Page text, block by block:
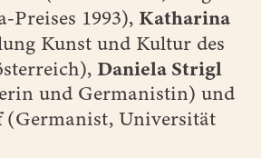
Preises 1993), Katharina
Kunst und Kultur des
Daniela Strigl
und Germanistin) und
(Germanist, Universität